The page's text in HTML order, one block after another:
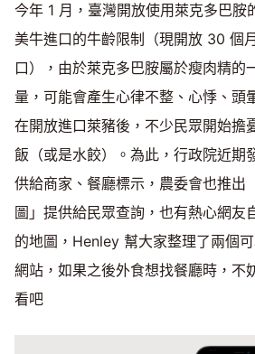
今年 1 月，臺灣開放使用萊克多巴胺
美牛進口的牛齡限制（現開放 30 個
口），由於萊克多巴胺屬於瘦肉精的
量，可能會產生心律不整、心悸、頭
在開放進口萊豬後，不少民眾開始擔
飯（或是水餃）。為此，行政院近期
供給商家、餐廳標示，農委會也推出
圖」提供給民眾查詢，也有熱心網友
的地圖，Henley 幫大家整理了兩個
網站，如果之後外食想找餐廳時，不
看吧